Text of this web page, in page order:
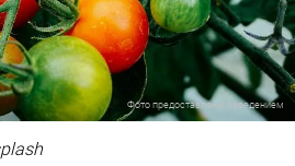
Фото предоставлены заведением